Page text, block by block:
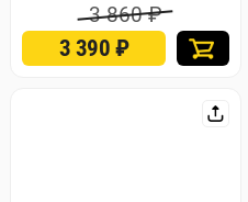
3 860 ₽
3 390 ₽